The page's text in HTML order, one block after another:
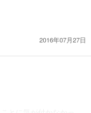
2016年07月27日